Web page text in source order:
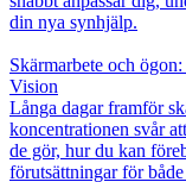
din nya synhjälp.
Skärmarbete och
Vision
Långa dagar framför
koncentrationen svår
de gör, hur du kan
förutsättningar för